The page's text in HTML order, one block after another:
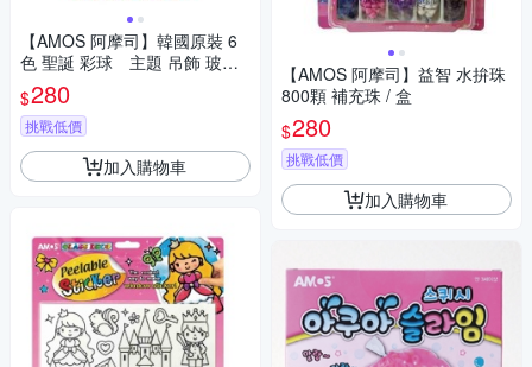
【AMOS 阿摩司】韓國原裝 6
色 聖誕 彩球 主題 吊飾 玻璃
彩繪 膠 / 組SD10P6-C2
$280
挑戰低價
加入購物車
【AMOS 阿摩司】益智 水拚珠
800顆 補充珠 / 盒
$280
挑戰低價
加入購物車